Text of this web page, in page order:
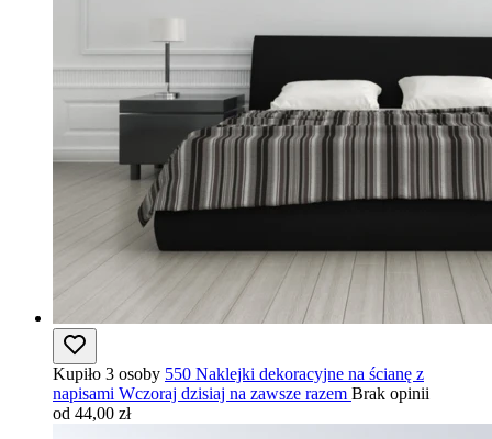
Kupiło 3 osoby 550 Naklejki dekoracyjne na ścianę z
napisami Wczoraj dzisiaj na zawsze razem Brak opinii
od 44,00 zł